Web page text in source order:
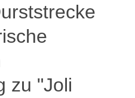
zu "Joli